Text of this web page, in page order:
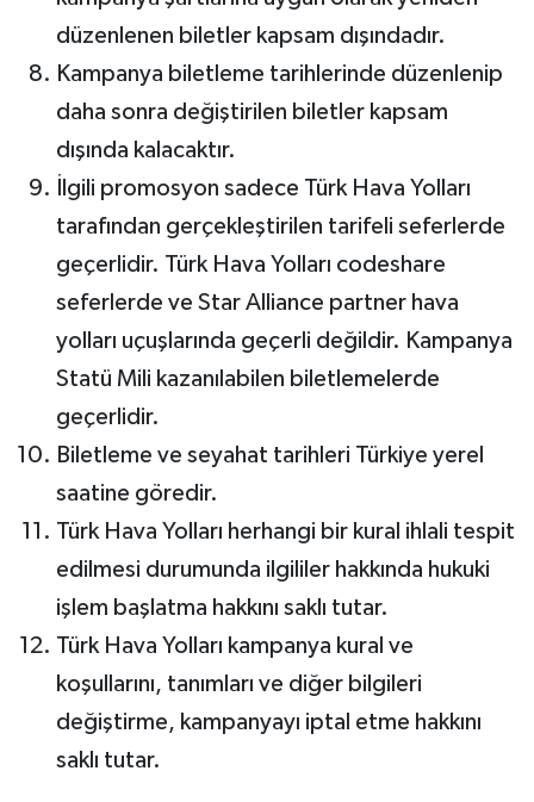
düzenlenen biletler kapsam dışındadır.
Kampanya biletleme tarihlerinde düzenlenip
daha sonra değiştirilen biletler kapsam
dışında kalacaktır.
İlgili promosyon sadece Türk Hava Yolları
tarafından gerçekleştirilen tarifeli seferlerde
geçerlidir. Türk Hava Yolları codeshare
seferlerde ve Star Alliance partner hava
yolları uçuşlarında geçerli değildir. Kampanya
Statü Mili kazanılabilen biletlemelerde
geçerlidir.
Biletleme ve seyahat tarihleri Türkiye yerel
saatine göredir.
Türk Hava Yolları herhangi bir kural ihlali tespit
edilmesi durumunda ilgililer hakkında hukuki
işlem başlatma hakkını saklı tutar.
Türk Hava Yolları kampanya kural ve
koşullarını, tanımları ve diğer bilgileri
değiştirme, kampanyayı iptal etme hakkını
saklı tutar.